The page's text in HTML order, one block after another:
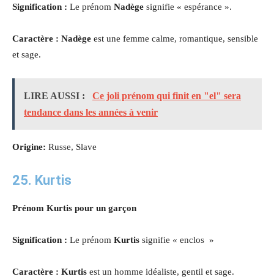
Signification : Le prénom Nadège signifie « espérance ».
Caractère : Nadège est une femme calme, romantique, sensible
et sage.
LIRE AUSSI :
Ce joli prénom qui finit en "el" sera
tendance dans les années à venir
Origine: Russe, Slave
25. Kurtis
Prénom Kurtis pour un garçon
Signification : Le prénom Kurtis signifie « enclos »
Caractère : Kurtis est un homme idéaliste, gentil et sage.